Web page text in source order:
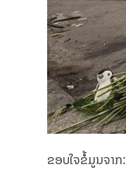
ຂອບໃຈຂໍ້ມູນຈາກ: